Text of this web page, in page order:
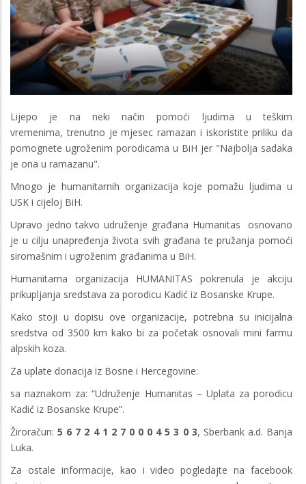
Lijepo je na neki način pomoći ljudima u teškim
vremenima, trenutno je mjesec ramazan i iskoristite priliku da
pomognete ugroženim porodicama u BiH jer "Najbolja sadaka
je ona u ramazanu".
Mnogo je humanitarnih organizacija koje pomažu ljudima u
USK i cijeloj BiH.
Upravo jedno takvo udruženje građana Humanitas osnovano
je u cilju unapređenja života svih građana te pružanja pomoći
siromašnim i ugroženim građanima u BiH.
Humanitarna organizacija HUMANITAS pokrenula je akciju
prikupljanja sredstava za porodicu Kadić iz Bosanske Krupe.
Kako stoji u dopisu ove organizacije, potrebna su inicijalna
sredstva od 3500 km kako bi za početak osnovali mini farmu
alpskih koza.
Za uplate donacija iz Bosne i Hercegovine:
sa naznakom za: “Udruženje Humanitas – Uplata za porodicu
Kadić iz Bosanske Krupe”.
Žiroračun:5 6 7 2 4 1 2 7 0 0 0 4 5 3 0 3, Sberbank a.d. Banja
Luka.
Za ostale informacije, kao i video pogledajte na facebook